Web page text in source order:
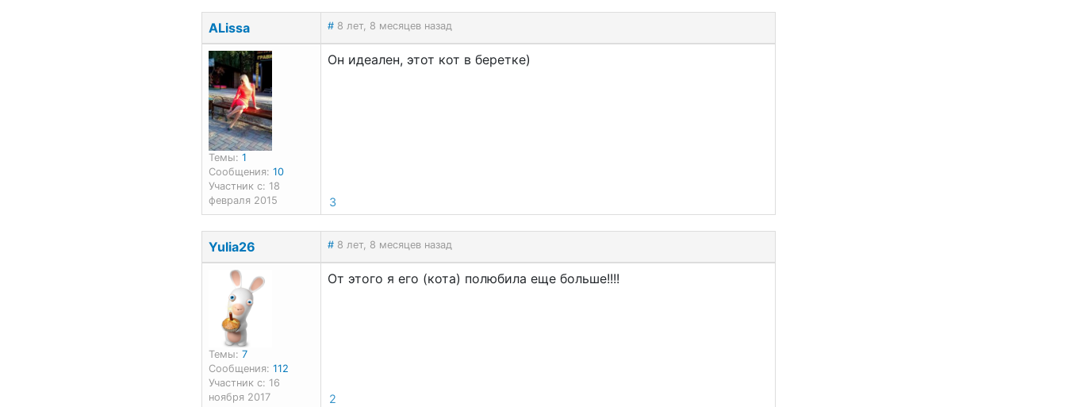
ALissa # 8 лет, 8 месяцев назад
Темы: 1
Сообщения: 10
Участник с: 18
февраля 2015
Он идеален, этот кот в беретке)
3
Yulia26 # 8 лет, 8 месяцев назад
Темы: 7
Сообщения: 112
Участник с: 16
ноября 2017
От этого я его (кота) полюбила еще больше!!!!
2